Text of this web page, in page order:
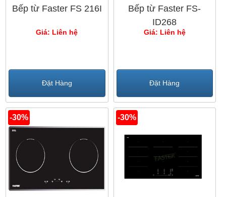
Bếp từ Faster FS 216I
Giá: Liên hệ
Đặt Hàng
Bếp từ Faster FS-
ID268
Giá: Liên hệ
Đặt Hàng
-30% -30%